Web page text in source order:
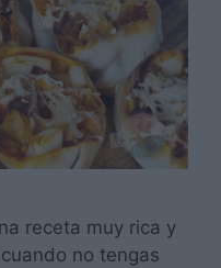
receta muy rica y
no tengas